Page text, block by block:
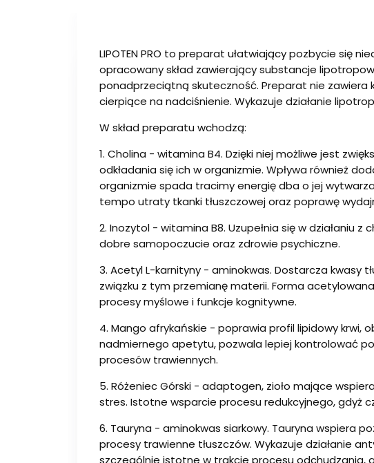
LIPOTEN PRO to preparat ułatwiający pozbycie się
opracowany skład zawierający substancje
ponadprzeciątną skuteczność. Preparat nie zawiera
cierpiące na nadciśnienie. Wykazuje działanie
W skład preparatu wchodzą:
1. Cholina - witamina B4. Dzięki niej możliwe jest
odkładania się ich w organizmie. Wpływa również
organizmie spada tracimy energię dba o jej
tempo utraty tkanki tłuszczowej oraz poprawę
2. Inozytol - witamina B8. Uzupełnia się w działaniu
dobre samopoczucie oraz zdrowie psychiczne.
3. Acetyl L-karnityny - aminokwas. Dostarcza kwasy
związku z tym przemianę materii. Forma
procesy myślowe i funkcje kognitywne.
4. Mango afrykańskie - poprawia profil lipidowy krwi,
nadmiernego apetytu, pozwala lepiej kontrolować
procesów trawiennych.
5. Różeniec Górski - adaptogen, zioło mające
stres. Istotne wsparcie procesu redukcyjnego, gdyż
6. Tauryna - aminokwas siarkowy. Tauryna wspiera
procesy trawienne tłuszczów. Wykazuje działanie
szczególnie istotne w trakcie procesu odchudzania,